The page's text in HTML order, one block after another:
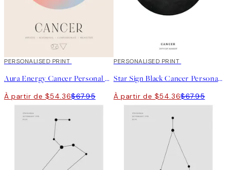
20%*
PERSONALISED PRINT
Aura Energy Cancer Personal Affiche
À partir de $54.36$67.95
20%*
PERSONALISED PRINT
Star Sign Black Cancer Personal Affiche
À partir de $54.36$67.95